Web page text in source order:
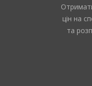
цін на
та